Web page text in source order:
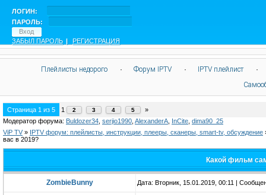
ЛОГИН:
ПАРОЛЬ:
ЗАБЫЛ ПАРОЛЬ | РЕГИСТРАЦИЯ
Плейлисты недорого · Форум IPTV · IPTV плейлист
·
Страница 1 из 5 1 2 3 4 5
»
Модератор форума: Buldozer34 serjio1990 AlexanderA InCite dima90_25
ViP TV » IPTV форум: плейлисты, инструкции, плееры, сканеры, smart-tv, обсуждение
вас в 2019?
Какой фильм
ZombieBunny Дата: Вторник, 15.01.2019, 00:11 |